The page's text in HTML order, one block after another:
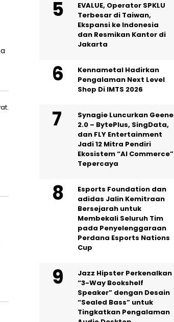
EVALUE, Operator SPKLU
Terbesar di Taiwan,
Ekspansi ke Indonesia
dan Resmikan Kantor di
Jakarta
Kennametal Hadirkan
Pengalaman Next Level
Shop Di IMTS 2026
Synagie Luncurkan Geene
2.0 – BytePlus, SingData,
dan FLY Entertainment
Jadi 12 Mitra Pendiri
Ekosistem “AI Commerce”
Tepercaya
Esports Foundation dan
adidas Jalin Kemitraan
Bersejarah untuk
Membekali Seluruh Tim
pada Penyelenggaraan
Perdana Esports Nations
Cup
Jazz Hipster Perkenalkan
“3-Way Bookshelf
Speaker” dengan Desain
“Sealed Bass” untuk
Tingkatkan Pengalaman